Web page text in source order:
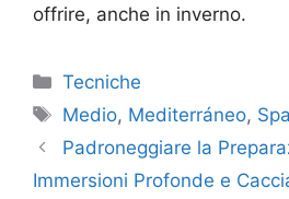
offrire, anche in inverno.
Categorie
Tecniche
Tag
Medio, Mediterráneo,
Padroneggiare la
Immersioni Profonde e